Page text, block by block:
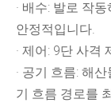
· 배수: 발로 작
안정적입니다.
· 제어: 9단 사격
· 공기 흐름: 해
기 흐름 경로를